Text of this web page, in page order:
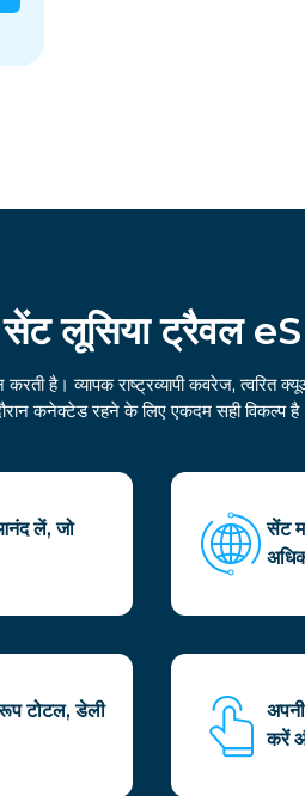
लूसिया ट्रैवल
है। व्यापक राष्ट्रव्यापी कवरेज,
कनेक्टेड रहने के लिए एकदम सही विकल्प
लें, जो
सेंट
टोटल, डेली
करें